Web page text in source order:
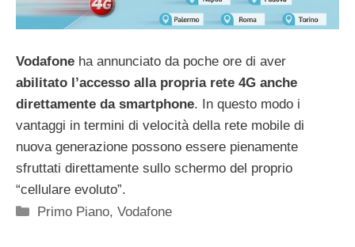
Vodafone ha annunciato da poche ore di aver
abilitato l’accesso alla propria rete 4G anche
direttamente da smartphone. In questo modo i
vantaggi in termini di velocità della rete mobile di
nuova generazione possono essere pienamente
sfruttati direttamente sullo schermo del proprio
“cellulare evoluto”.
Categorie
Primo Piano,Vodafone